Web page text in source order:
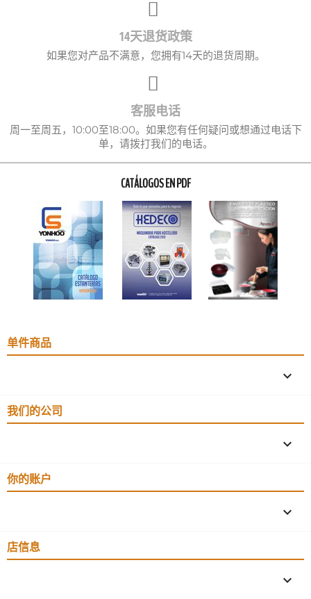
14天退货政策
如果您对产品不满意，您拥有14天的退货周期。
客服电话
周一至周五，10:00至18:00。如果您有任何疑问或想通过电话下
单，请拨打我们的电话。
CATÁLOGOS EN PDF
单件商品

我们的公司

你的账户

店信息
keyboard_arrow_down